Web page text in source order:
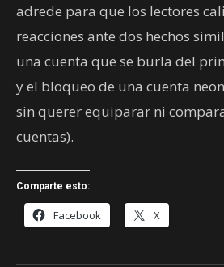
adrede para que los lectores
reacciones ante dos hechos
una cuenta que se burla del
y el bloqueo de una cuenta
sin querer equiparar ni
cuentas).
Comparte esto:
Facebook X